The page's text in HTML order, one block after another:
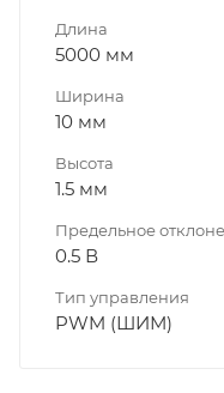
Длина
5000 мм
Ширина
10 мм
Высота
1.5 мм
Предельное
0.5 В
Тип управления
PWM (ШИМ)